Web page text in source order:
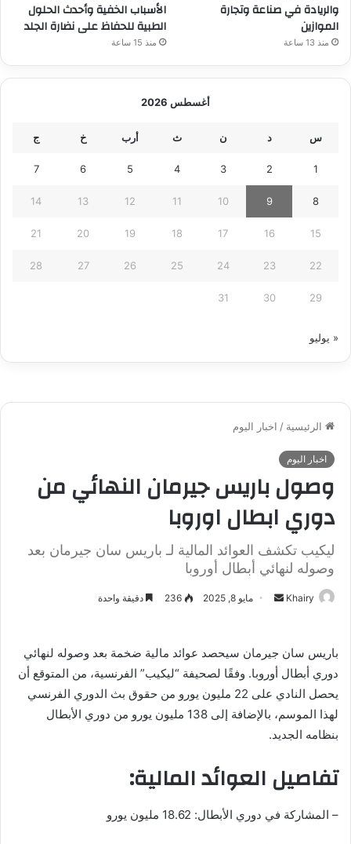
والريادة في صناعة وتجارة
الموازين
منذ 13 ساعة
الأسباب الخفية وأحدث الحلول
الطبية للحفاظ على نضارة الجلد
منذ 15 ساعة
أغسطس 2026
س د ن ث أرب خ ج
1
2
3
4
5
6
7
8
9
10
11
12
13
14
15
16
17
18
19
20
21
22
23
24
25
26
27
28
29
30
31
« يوليو